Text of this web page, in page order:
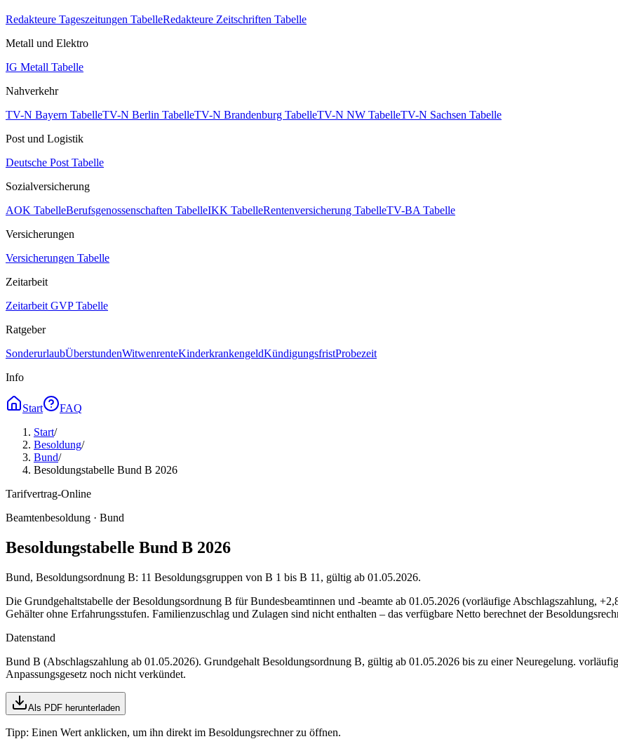
Redakteure Tageszeitungen TabelleRedakteure Zeitschriften Tabelle
Metall und Elektro
IG Metall Tabelle
Nahverkehr
TV-N Bayern TabelleTV-N Berlin TabelleTV-N Brandenburg TabelleTV-N NW TabelleTV-N Sachsen Tabelle
Post und Logistik
Deutsche Post Tabelle
Sozialversicherung
AOK TabelleBerufsgenossenschaften TabelleIKK TabelleRentenversicherung TabelleTV-BA Tabelle
Versicherungen
Versicherungen Tabelle
Zeitarbeit
Zeitarbeit GVP Tabelle
Ratgeber
SonderurlaubÜberstundenWitwenrenteKinderkrankengeldKündigungsfristProbezeit
Info
Start
FAQ
Start/
Besoldung/
Bund/
Besoldungstabelle Bund B 2026
Tarifvertrag-Online
Beamtenbesoldung · Bund
Besoldungstabelle Bund B 2026
Bund, Besoldungsordnung B: 11 Besoldungsgruppen von B 1 bis B 11, gültig ab 01.05.2026.
Die Grundgehaltstabelle der Besoldungsordnung B für Bundesbeamtinnen und -beamte ab 01.05.2026 (vorläufige Abschlagszahlung,
Gehälter ohne Erfahrungsstufen. Familienzuschlag und Zulagen sind nicht enthalten – das verfügbare Netto berechnet der
Datenstand
Bund B (Abschlagszahlung ab 01.05.2026). Grundgehalt Besoldungsordnung B, gültig ab 01.05.2026 bis zu einer Neuregelung.
Anpassungsgesetz noch nicht verkündet.
Als PDF herunterladen
Tipp: Einen Wert anklicken, um ihn direkt im Besoldungsrechner zu öffnen.